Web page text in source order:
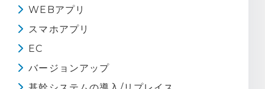
WEBアプリ
スマホアプリ
EC
バージョンアップ